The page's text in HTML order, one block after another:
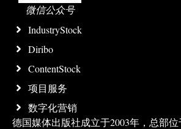
微信公众号
IndustryStock
Diribo
ContentStock
项目服务
数字化营销
德国媒体出版社成立于2003年，总部